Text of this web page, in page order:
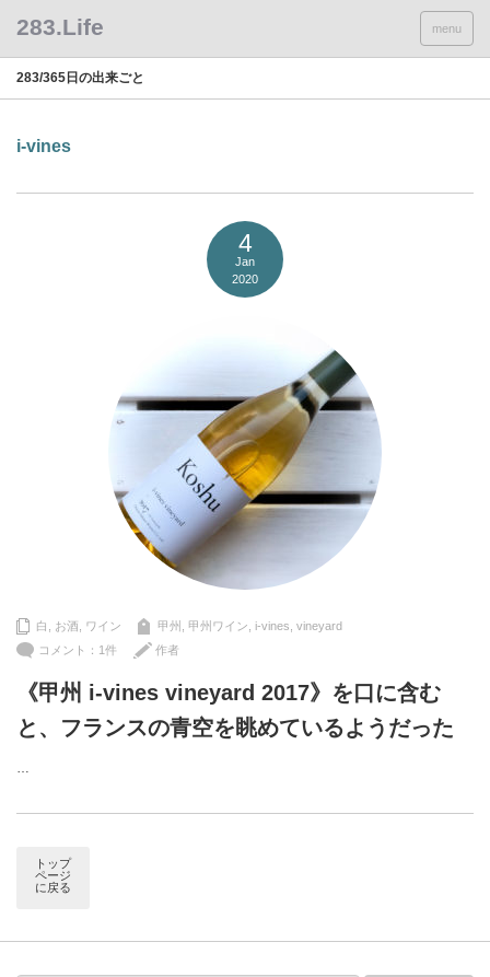
menu
283/365日の出来ごと
i-vines
4
Jan
2020
白 お酒 ワイン 甲州 甲州ワイン i-vines vineyard
コメント：1件
作者
《甲州 i-vines vineyard 2017》を口に含む
と、フランスの青空を眺めているようだった
…
トップ
ページ
に戻る